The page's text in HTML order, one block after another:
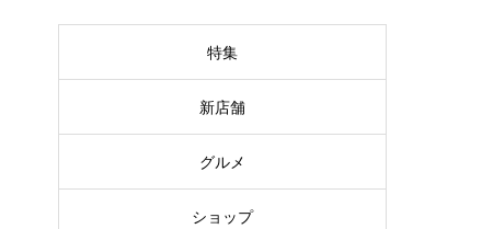
特集
新店舗
グルメ
ショップ